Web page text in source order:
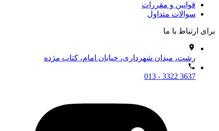
قوانین و مقررات
سوالات متداول
برای ارتباط با ما
رشت، میدان شهرداری، خیابان امام، کتاب مژده
013 - 3322 3637